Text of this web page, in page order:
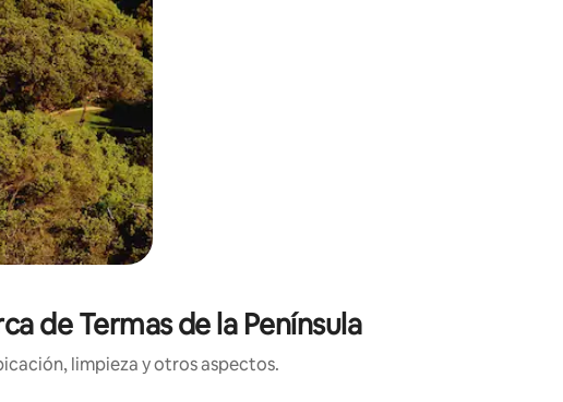
de Termas de la Península
limpieza y otros aspectos.